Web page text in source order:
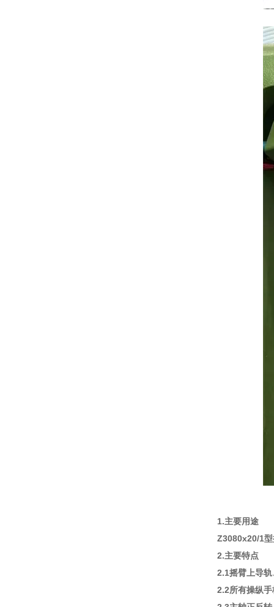
1.主要用途
Z3080x20/1型
2.主要特点
2.1摇臂上导
2.2所有操纵